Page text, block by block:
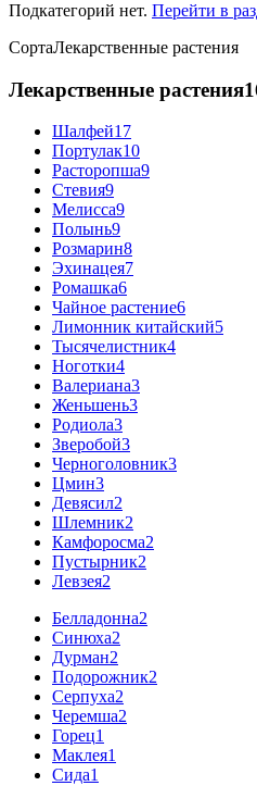
Подкатегорий нет. Перейти в
СортаЛекарственные растения
Лекарственные растения
Шалфей17
Портулак10
Расторопша9
Стевия9
Мелисса9
Полынь9
Розмарин8
Эхинацея7
Ромашка6
Чайное растение6
Лимонник китайский5
Тысячелистник4
Ноготки4
Валериана3
Женьшень3
Родиола3
Зверобой3
Черноголовник3
Цмин3
Девясил2
Шлемник2
Камфоросма2
Пустырник2
Левзея2
Белладонна2
Синюха2
Дурман2
Подорожник2
Серпуха2
Черемша2
Горец1
Маклея1
Сида1